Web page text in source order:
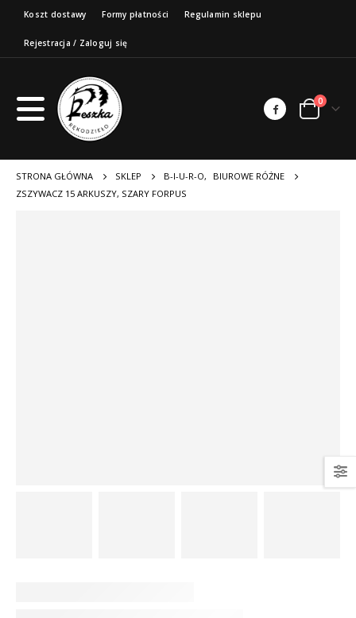
Koszt dostawy Formy płatności Regulamin sklepu
Rejestracja / Zaloguj się
0
STRONA GŁÓWNA SKLEP B-I-U-R-O,
BIUROWE RÓŻNE
ZSZYWACZ 15 ARKUSZY, SZARY FORPUS